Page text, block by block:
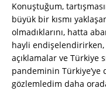
Konuştuğum,
büyük bir kısmı
olmadıklarını, hatta
hayli
açıklamalar ve Türkiye
pandeminin Türkiye’ye
gözlemledim daha